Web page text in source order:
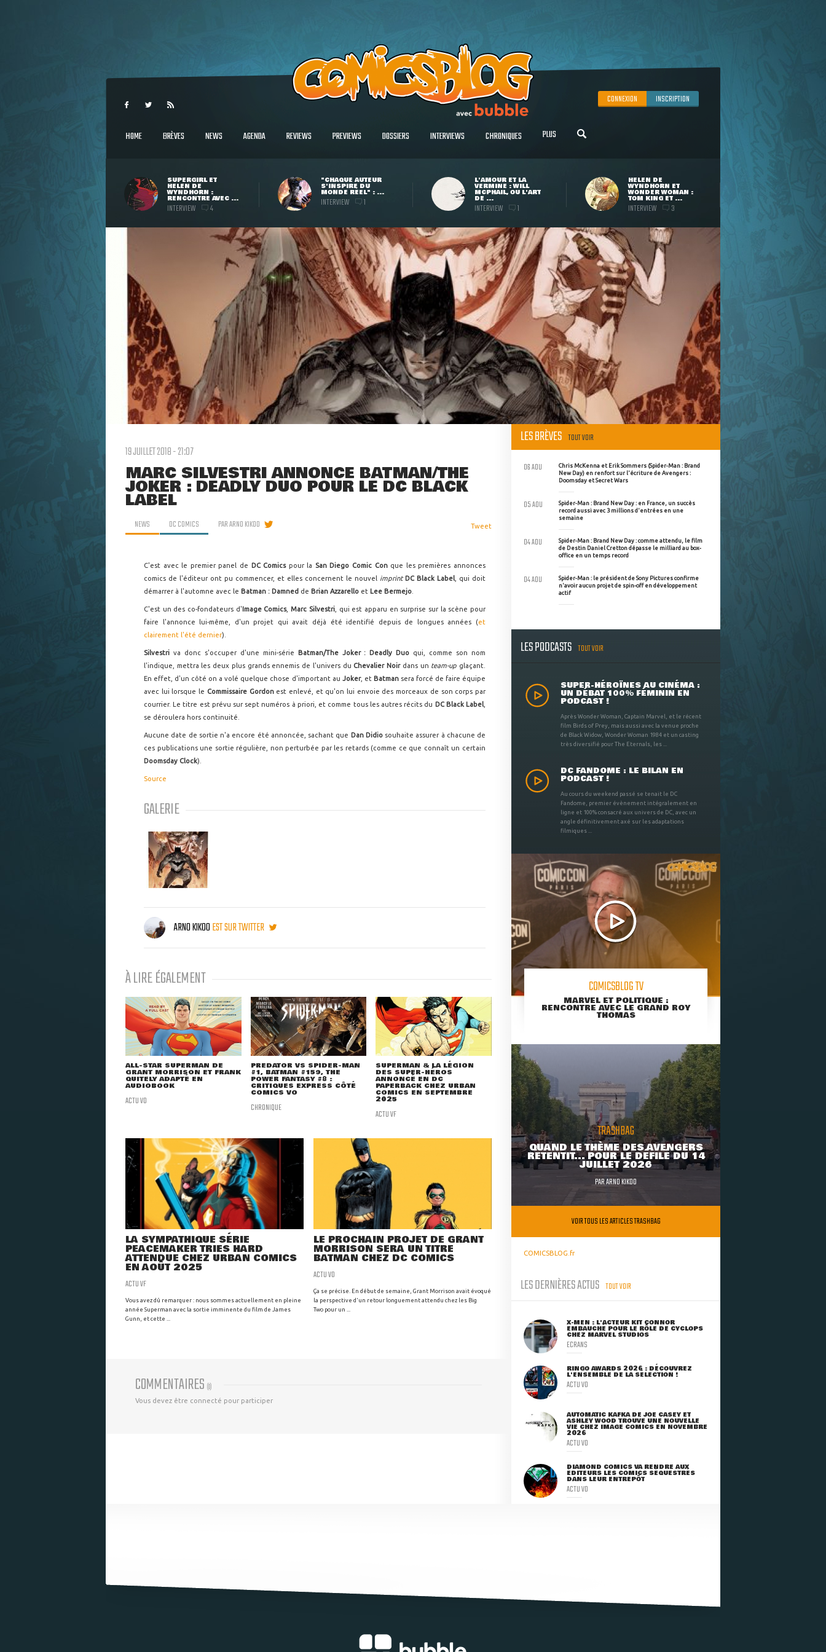
CONNEXION INSCRIPTION
HOME BRÈVES NEWS AGENDA REVIEWS PREVIEWS DOSSIERS INTERVIEWS CHRONIQUES PLUS
SUPERGIRL ET
HELEN DE
WYNDHORN :
RENCONTRE AVEC ...
INTERVIEW 4
"CHAQUE AUTEUR
S'INSPIRE DU
MONDE RÉEL" : ...
INTERVIEW 1
L'AMOUR ET LA
VERMINE : WILL
MCPHAIL, OU L'ART
DE ...
INTERVIEW 1
HELEN DE
WYNDHORN ET
WONDER WOMAN :
TOM KING ET ...
INTERVIEW 3
19 JUILLET 2018 - 21:07
MARC SILVESTRI ANNONCE BATMAN/THE
JOKER : DEADLY DUO POUR LE DC BLACK
LABEL
NEWS DC COMICS PARARNO KIKOO Tweet
C'est avec le premier panel de DC Comics pour la San Diego Comic Con que les premières annonces
comics de l'éditeur ont pu commencer, et elles concernent le nouvel imprint DC Black Label , qui doit
démarrer à l'automne avec le Batman : Damned de Brian Azzarello et Lee Bermejo
C'est un des co-fondateurs d'Image Comics,Marc Silvestri, qui est apparu en surprise sur la scène pour
faire l'annonce lui-même, d'un projet qui avait déjà été identifié depuis de longues années (et
clairement l'été dernier).
Silvestri va donc s'occuper d'une mini-série Batman/The Joker : Deadly Duo qui, comme son nom
l'indique, mettra les deux plus grands ennemis de l'univers du Chevalier Noir dans un team-up glaçant.
En effet, d'un côté on a volé quelque chose d'important au Joker, et Batman sera forcé de faire équipe
avec lui lorsque le Commissaire Gordon est enlevé, et qu'on lui envoie des morceaux de son corps par
courrier. Le titre est prévu sur sept numéros à priori, et comme tous les autres récits du DC Black Label
se déroulera hors continuité.
Aucune date de sortie n'a encore été annoncée, sachant que Dan Didio souhaite assurer à chacune de
ces publications une sortie régulière, non perturbée par les retards (comme ce que connaît un certain
Doomsday Clock).
Source
GALERIE
ARNO KIKOOEST SUR TWITTER
À LIRE ÉGALEMENT
ALL-STAR SUPERMAN DE
GRANT MORRISON ET FRANK
QUITELY ADAPTÉ EN
AUDIOBOOK
ACTU VO
PREDATOR VS SPIDER-MAN
#1, BATMAN #159, THE
POWER FANTASY #8 :
CRITIQUES EXPRESS CÔTÉ
COMICS VO
CHRONIQUE
SUPERMAN & LA LÉGION
DES SUPER-HÉROS
ANNONCÉ EN DC
PAPERBACK CHEZ URBAN
COMICS EN SEPTEMBRE
2025
ACTU VF
LA SYMPATHIQUE SÉRIE
PEACEMAKER TRIES HARD
ATTENDUE CHEZ URBAN COMICS
EN AOÛT 2025
ACTU VF
Vous avez dû remarquer : nous sommes actuellement en pleine
année Superman avec la sortie imminente du film de James
Gunn, et cette ...
LE PROCHAIN PROJET DE GRANT
MORRISON SERA UN TITRE
BATMAN CHEZ DC COMICS
ACTU VO
Ça se précise. En début de semaine, Grant Morrison avait évoqué
la perspective d'un retour longuement attendu chez les Big
Two pour un ...
COMMENTAIRES (0)
Vous devez être connecté pour participer
LES BRÈVES TOUT VOIR
Chris McKenna et Erik Sommers (Spider-Man : Brand
New Day) en renfort sur l'écriture de Avengers :
Doomsday et Secret Wars
06 AOU
Spider-Man : Brand New Day : en France, un succès
record aussi avec 3 millions d'entrées en une
semaine
05 AOU
Spider-Man : Brand New Day : comme attendu, le film
de Destin Daniel Cretton dépasse le milliard au box-
office en un temps record
04 AOU
Spider-Man : le président de Sony Pictures confirme
n'avoir aucun projet de spin-off en développement
actif
04 AOU
LES PODCASTS TOUT VOIR
SUPER-HÉROÏNES AU CINÉMA :
UN DÉBAT 100% FÉMININ EN
PODCAST !
Après Wonder Woman, Captain Marvel, et le récent
film Birds of Prey, mais aussi avec la venue proche
de Black Widow, Wonder Woman 1984 et un casting
très diversifié pour The Eternals, les ...
DC FANDOME : LE BILAN EN
PODCAST !
Au cours du weekend passé se tenait le DC
Fandome, premier évènement intégralement en
ligne et 100% consacré aux univers de DC, avec un
angle définitivement axé sur les adaptations
filmiques ...
COMICSBLOG TV
MARVEL ET POLITIQUE :
RENCONTRE AVEC LE GRAND ROY
THOMAS
TRASHBAG
QUAND LE THÈME DES AVENGERS
RETENTIT... POUR LE DÉFILÉ DU 14
JUILLET 2026
PARARNO KIKOO
VOIR TOUS LES ARTICLES TRASHBAG
COMICSBLOG.fr
LES DERNIÈRES ACTUS TOUT VOIR
X-MEN : L'ACTEUR KIT CONNOR
EMBAUCHÉ POUR LE RÔLE DE CYCLOPS
CHEZ MARVEL STUDIOS
ECRANS
RINGO AWARDS 2026 : DÉCOUVREZ
L'ENSEMBLE DE LA SÉLECTION !
ACTU VO
AUTOMATIC KAFKA DE JOE CASEY ET
ASHLEY WOOD TROUVE UNE NOUVELLE
VIE CHEZ IMAGE COMICS EN NOVEMBRE
2026
ACTU VO
DIAMOND COMICS VA RENDRE AUX
ÉDITEURS LES COMICS SÉQUESTRÉS
DANS LEUR ENTREPÔT
ACTU VO